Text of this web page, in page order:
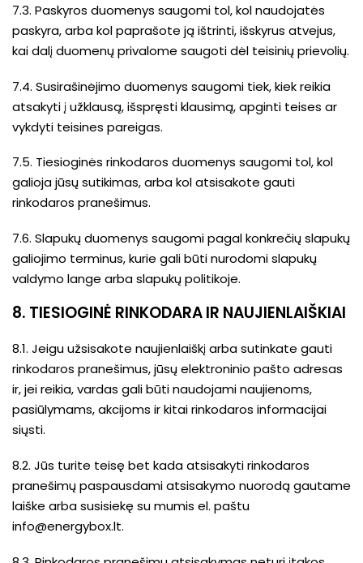
7.3. Paskyros duomenys saugomi tol, kol naudojatės
paskyra, arba kol paprašote ją ištrinti, išskyrus atvejus,
kai dalį duomenų privalome saugoti dėl teisinių prievolių.
7.4. Susirašinėjimo duomenys saugomi tiek, kiek reikia
atsakyti į užklausą, išspręsti klausimą, apginti teises ar
vykdyti teisines pareigas.
7.5. Tiesioginės rinkodaros duomenys saugomi tol, kol
galioja jūsų sutikimas, arba kol atsisakote gauti
rinkodaros pranešimus.
7.6. Slapukų duomenys saugomi pagal konkrečių slapukų
galiojimo terminus, kurie gali būti nurodomi slapukų
valdymo lange arba slapukų politikoje.
8. TIESIOGINĖ RINKODARA IR NAUJIENLAIŠKIAI
8.1. Jeigu užsisakote naujienlaiškį arba sutinkate gauti
rinkodaros pranešimus, jūsų elektroninio pašto adresas
ir, jei reikia, vardas gali būti naudojami naujienoms,
pasiūlymams, akcijoms ir kitai rinkodaros informacijai
siųsti.
8.2. Jūs turite teisę bet kada atsisakyti rinkodaros
pranešimų paspausdami atsisakymo nuorodą gautame
laiške arba susisiekę su mumis el. paštu
info@energybox.lt.